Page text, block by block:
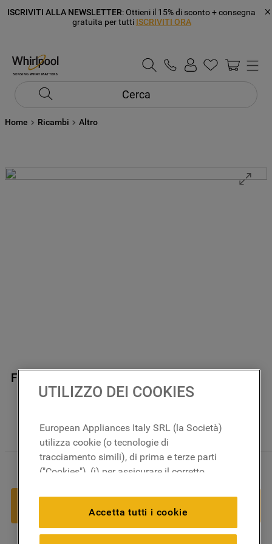
ISCRIVITI ALLA NEWSLETTER: Ottieni il 15% di sconto + consegna
gratuita per tutti ISCRIVITI ORA
Cerca
Home Ricambi Altro
Filtro 12g + (042398) Gas R134a J00553800
In magazzino
2,07 € －
AGGIUNGI AL CARRELLO
UTILIZZO DEI COOKIES
European Appliances Italy SRL (la Società)
utilizza cookie (o tecnologie di
tracciamento simili), di prima e terze parti
("Cookies"), (i) per assicurare il corretto
impostazioni scelte dall'utente e per
migliorare l'esperienza di navigazione
(cookie tecnici), (ii) per finalità statistiche e
Accetta tutti i cookie